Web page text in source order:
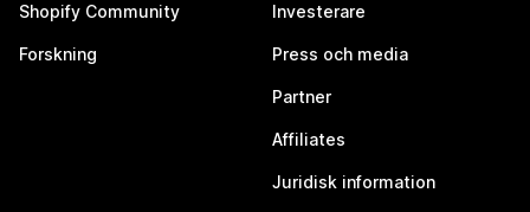
Shopify Community
Forskning
Investerare
Press och media
Partner
Affiliates
Juridisk information